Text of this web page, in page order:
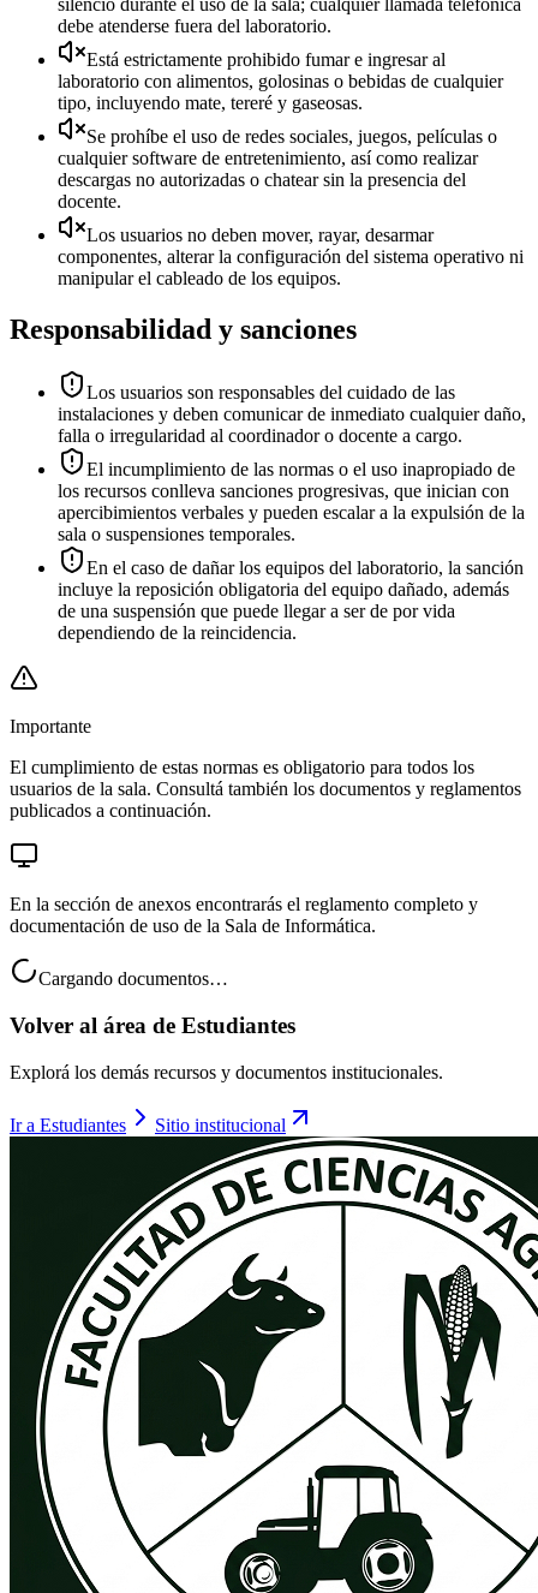
silencio durante el uso de la sala; cualquier llamada telefónica
debe atenderse fuera del laboratorio.
Está estrictamente prohibido fumar e ingresar al
laboratorio con alimentos, golosinas o bebidas de cualquier
tipo, incluyendo mate, tereré y gaseosas.
Se prohíbe el uso de redes sociales, juegos, películas o
cualquier software de entretenimiento, así como realizar
descargas no autorizadas o chatear sin la presencia del
docente.
Los usuarios no deben mover, rayar, desarmar
componentes, alterar la configuración del sistema operativo ni
manipular el cableado de los equipos.
Responsabilidad y sanciones
Los usuarios son responsables del cuidado de las
instalaciones y deben comunicar de inmediato cualquier daño,
falla o irregularidad al coordinador o docente a cargo.
El incumplimiento de las normas o el uso inapropiado de
los recursos conlleva sanciones progresivas, que inician con
apercibimientos verbales y pueden escalar a la expulsión de la
sala o suspensiones temporales.
En el caso de dañar los equipos del laboratorio, la sanción
incluye la reposición obligatoria del equipo dañado, además
de una suspensión que puede llegar a ser de por vida
dependiendo de la reincidencia.
Importante
El cumplimiento de estas normas es obligatorio para todos los
usuarios de la sala. Consultá también los documentos y reglamentos
publicados a continuación.
En la sección de anexos encontrarás el reglamento completo y
documentación de uso de la Sala de Informática.
Cargando documentos…
Volver al área de Estudiantes
Explorá los demás recursos y documentos institucionales.
Ir a Estudiantes Sitio institucional